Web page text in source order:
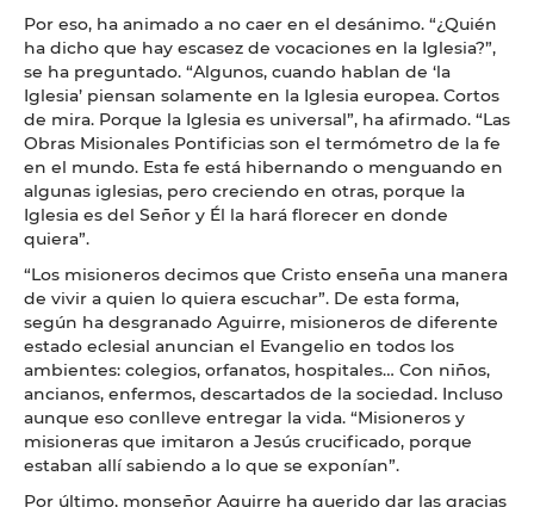
Por eso, ha animado a no caer en el desánimo. “¿Quién
ha dicho que hay escasez de vocaciones en la Iglesia?”,
se ha preguntado. “Algunos, cuando hablan de ‘la
Iglesia’ piensan solamente en la Iglesia europea. Cortos
de mira. Porque la Iglesia es universal”, ha afirmado. “Las
Obras Misionales Pontificias son el termómetro de la fe
en el mundo. Esta fe está hibernando o menguando en
algunas iglesias, pero creciendo en otras, porque la
Iglesia es del Señor y Él la hará florecer en donde
quiera”.
“Los misioneros decimos que Cristo enseña una manera
de vivir a quien lo quiera escuchar”. De esta forma,
según ha desgranado Aguirre, misioneros de diferente
estado eclesial anuncian el Evangelio en todos los
ambientes: colegios, orfanatos, hospitales… Con niños,
ancianos, enfermos, descartados de la sociedad. Incluso
aunque eso conlleve entregar la vida. “Misioneros y
misioneras que imitaron a Jesús crucificado, porque
estaban allí sabiendo a lo que se exponían”.
Por último, monseñor Aguirre ha querido dar las gracias